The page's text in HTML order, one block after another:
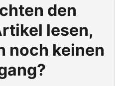
den
lesen,
noch keinen